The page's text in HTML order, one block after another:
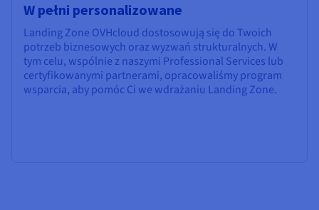
W pełni personalizowane
Landing Zone OVHcloud dostosowują się do Twoich
potrzeb biznesowych oraz wyzwań strukturalnych. W
tym celu, wspólnie z naszymi Professional Services lub
certyfikowanymi partnerami, opracowaliśmy program
wsparcia, aby pomóc Ci we wdrażaniu Landing Zone.